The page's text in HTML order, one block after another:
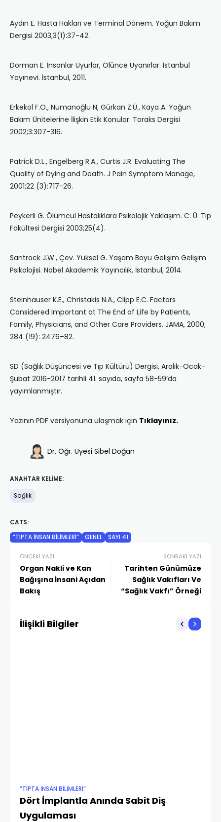
Aydın E. Hasta Hakları ve Terminal Dönem. Yoğun Bakım
Dergisi 2003;3(1):37-42.
Dorman E. İnsanlar Uyurlar, Ölünce Uyanırlar. İstanbul
Yayınevi. İstanbul, 2011.
Erkekol F.O., Numanoğlu N, Gürkan Z.Ü., Kaya A. Yoğun
Bakım Ünitelerine İlişkin Etik Konular. Toraks Dergisi
2002;3:307-316.
Patrick D.L., Engelberg R.A., Curtis J.R. Evaluating The
Quality of Dying and Death. J Pain Symptom Manage,
2001;22 (3):717-26.
Peykerli G. Ölümcül Hastalıklara Psikolojik Yaklaşım. C. Ü. Tıp
Fakültesi Dergisi 2003;25(4).
Santrock J.W., Çev. Yüksel G. Yaşam Boyu Gelişim Gelişim
Psikolojisi. Nobel Akademik Yayıncılık, İstanbul, 2014.
Steinhauser K.E., Christakis N.A., Clipp E.C. Factors
Considered Important at The End of Life by Patients,
Family, Physicians, and Other Care Providers. JAMA, 2000;
284 (19): 2476–82.
SD (Sağlık Düşüncesi ve Tıp Kültürü) Dergisi, Aralık-Ocak-
Şubat 2016-2017 tarihli 41. sayıda, sayfa 58-59’da
yayımlanmıştır.
Yazının PDF versiyonuna ulaşmak için Tıklayınız.
Dr. Öğr. Üyesi Sibel Doğan
ANAHTAR KELIME:
Sağlık
CATS:
”TIPTA İNSAN BILIMLERI”
GENEL SAYI 41
ÖNCEKI YAZI
Organ Nakli ve Kan
Bağışına İnsani Açıdan
Bakış
SONRAKI YAZI
Tarihten Günümüze
Sağlık Vakıfları Ve
“Sağlık Vakfı” Örneği
İlişikli Bilgiler
”TIPTA İNSAN BILIMLERI”
Dört İmplantla Anında Sabit Diş
Uygulaması